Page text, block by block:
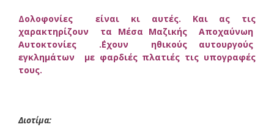
Δολοφονίες είναι κι αυτές. Και ας τις
χαρακτηρίζουν τα Μέσα Μαζικής Αποχαύνωη
Αυτοκτονίες .΄Εχουν ηθικούς αυτουργούς
εγκλημάτων με φαρδιές πλατιές τις υπογραφές
τους.
Διοτίμα: